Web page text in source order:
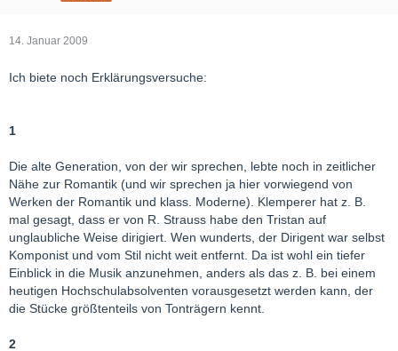
14. Januar 2009
Ich biete noch Erklärungsversuche:
1
Die alte Generation, von der wir sprechen, lebte noch in zeitlicher
Nähe zur Romantik (und wir sprechen ja hier vorwiegend von
Werken der Romantik und klass. Moderne). Klemperer hat z. B.
mal gesagt, dass er von R. Strauss habe den Tristan auf
unglaubliche Weise dirigiert. Wen wunderts, der Dirigent war selbst
Komponist und vom Stil nicht weit entfernt. Da ist wohl ein tiefer
Einblick in die Musik anzunehmen, anders als das z. B. bei einem
heutigen Hochschulabsolventen vorausgesetzt werden kann, der
die Stücke größtenteils von Tonträgern kennt.
2